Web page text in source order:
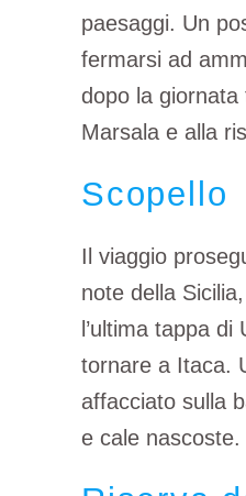
paesaggi. Un
fermarsi ad
dopo la
Marsala e alla
Scopello
Il viaggio
note della
l’ultima tappa di
tornare a Itaca.
affacciato sulla
e cale nascoste.